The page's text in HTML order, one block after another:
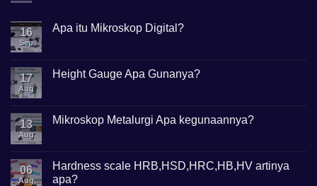
16
Sep
Apa itu Mikroskop Digital?
Apa
itu
17
Aug
Height Gauge Apa Gunanya?
Height
Gauge
13
Aug
Mikroskop Metalurgi Apa kegunaannya?
Mikroskop
Metalurgi
Apa
06
Aug
Hardness scale HRB,HSD,HRC,HB,HV artinya
apa?